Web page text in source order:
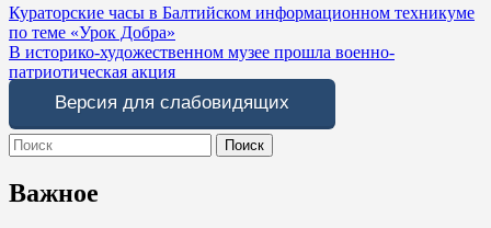
Навигация
по
записям
Кураторские часы в Балтийском информационном техникуме
по теме «Урок Добра»
В историко-художественном музее прошла военно-
патриотическая акция
Версия для слабовидящих
Search
for:
Важное